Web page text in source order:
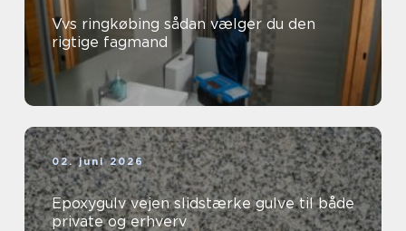
Vvs ringkøbing sådan vælger du den
rigtige fagmand
02. juni 2026
Epoxygulv vejen slidstærke gulve til både
private og erhverv